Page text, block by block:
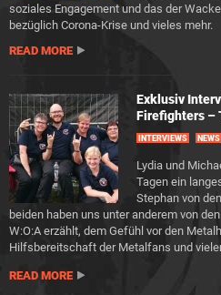
soziales Engagement und das der
bezüglich Corona-Krise und vieles mehr.
READ MORE
Exklusiv
Firefighters –
INTERVIEWS NEWS
Lydia und
Tagen ein
Stephan von
beiden haben uns unter anderem von
W:O:A erzählt, dem Gefühl vor den
Hilfsbereitschaft der Metalfans und
READ MORE